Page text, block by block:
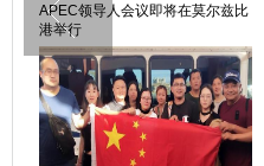
APEC领导人会议即将在莫尔兹比
港举行